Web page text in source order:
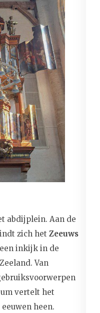
abdijplein. Aan de
zich het Zeeuws
inkijk in de
Van
vertelt het
heen.